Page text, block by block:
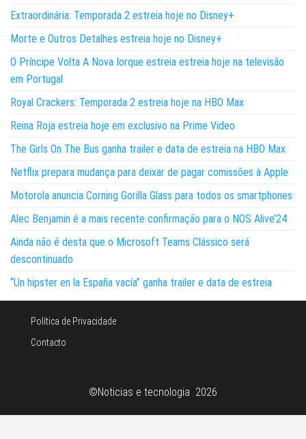
Extraordinária: Temporada 2 estreia hoje no Disney+
Morte e Outros Detalhes estreia hoje no Disney+
O Príncipe Volta A Nova Iorque estreia estreia hoje na televisão
em Portugal
Royal Crackers: Temporada 2 estreia hoje na HBO Max
Reina Roja estreia hoje em exclusivo na Prime Video
The Girls On The Bus ganha trailer e data de estreia na HBO Max
Netflix prepara mudança para deixar de pagar comissões à Apple
Motorola anuncia Corning Gorilla Glass para todos os smartphones
Alec Benjamin é a mais recente confirmação para o NOS Alive’24
Ainda não é desta que o Microsoft Teams Clássico será
descontinuado
“Un hipster en la España vacía” ganha trailer e data de estreia
Política de Privacidade
Contacto
©Noticias e tecnologia 2026